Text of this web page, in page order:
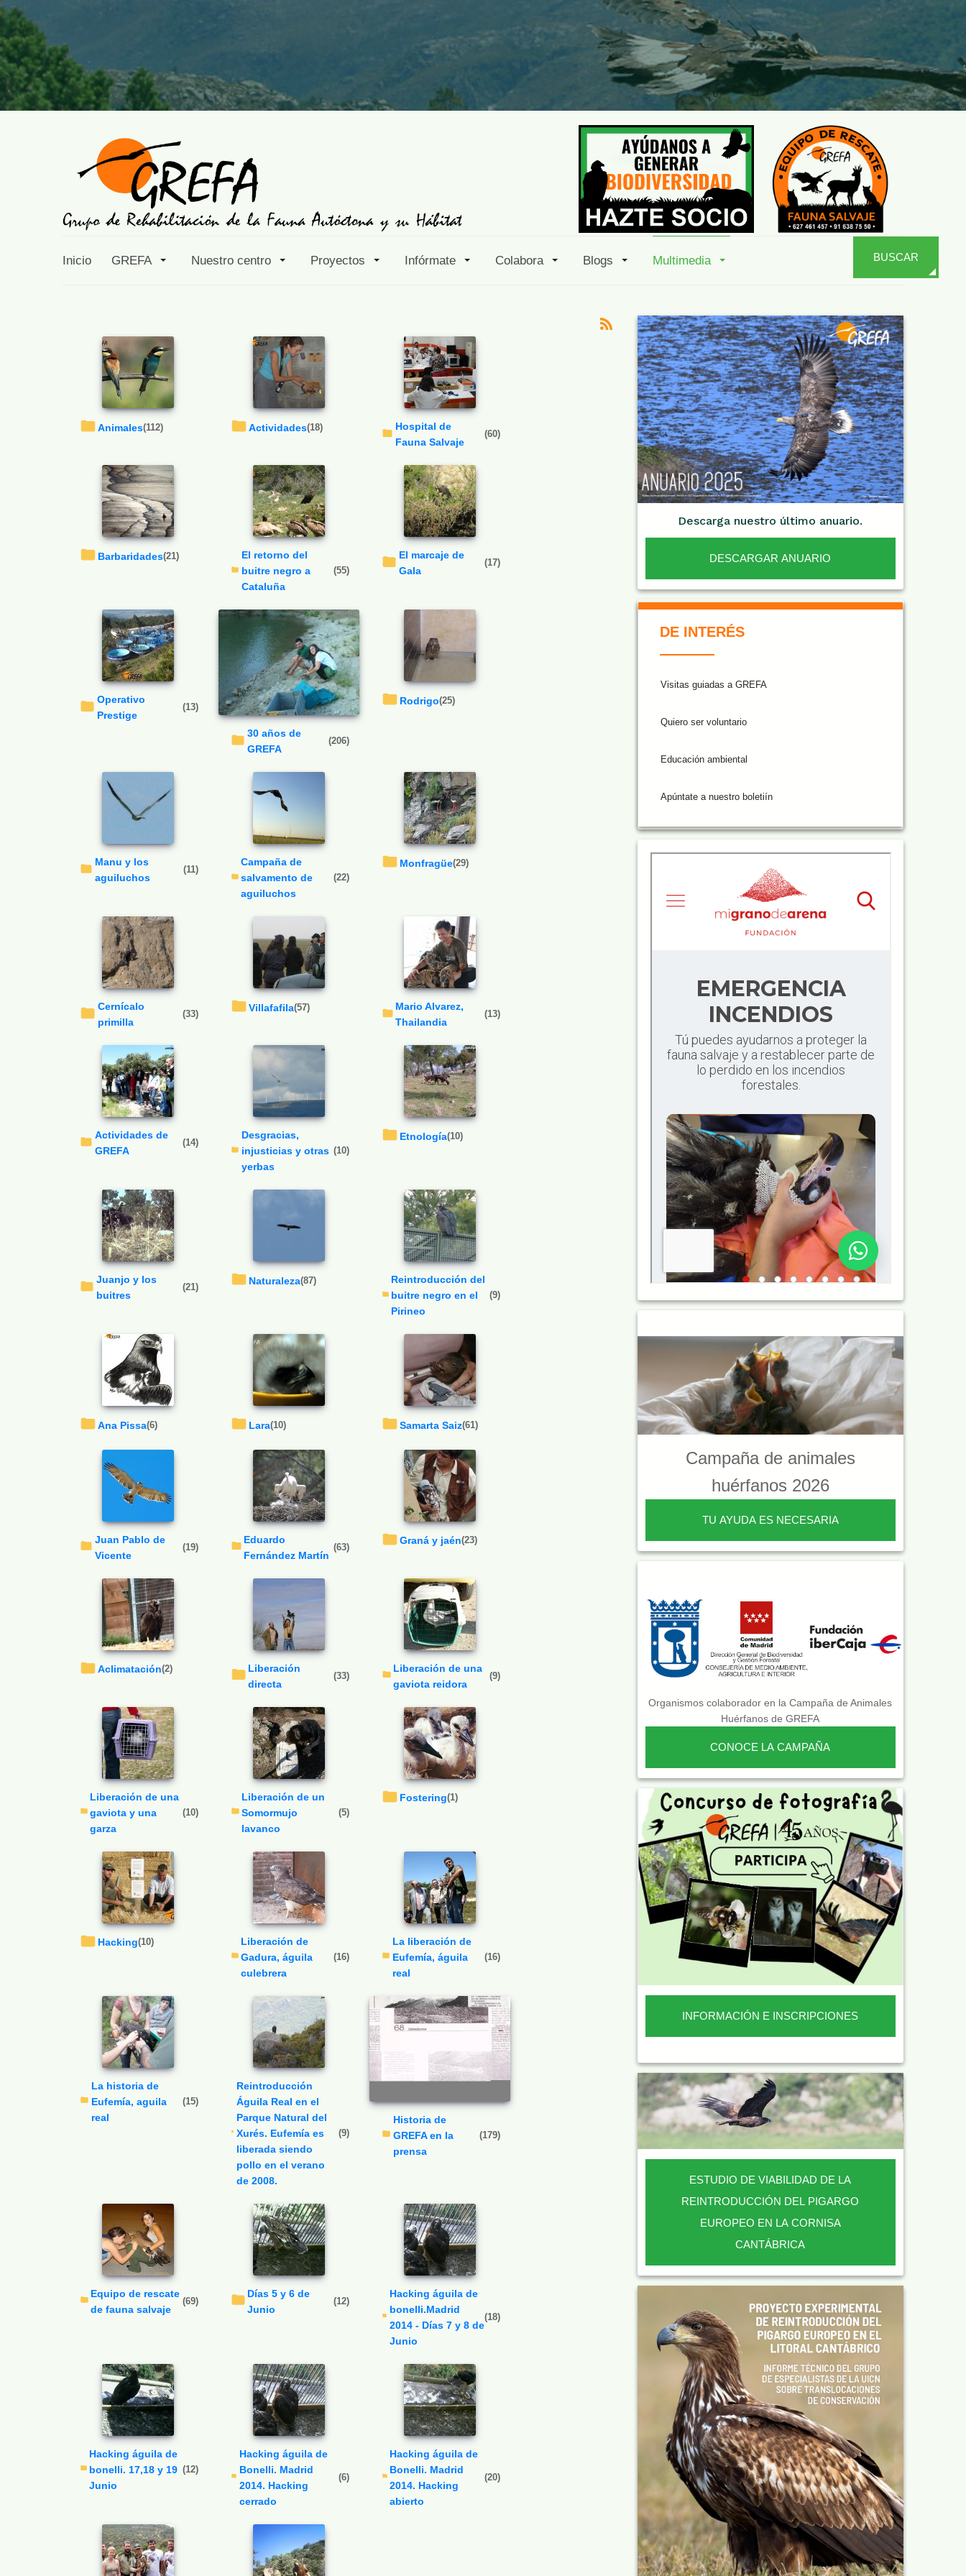
Inicio GREFA Nuestro centro Proyectos Infórmate Colabora Blogs Multimedia BUSCAR
Animales(112) Actividades(18)
Hospital de
Fauna Salvaje
(60)
Barbaridades(21)
El retorno del
buitre negro a
Cataluña
(55)
El marcaje de
Gala
(17)
Operativo
Prestige
(13)
30 años de
GREFA
(206)
Rodrigo(25)
Manu y los
aguiluchos
(11)
Campaña de
salvamento de
aguiluchos
(22)
Monfragüe(29)
Cernícalo
primilla
(33)
Villafafila(57)
Mario Alvarez,
Thailandia
(13)
Actividades de
GREFA
(14)
Desgracias,
injusticias y otras
yerbas
(10)
Etnología(10)
Juanjo y los
buitres
(21)
Naturaleza(87)
Reintroducción del
buitre negro en el
Pirineo
(9)
Ana Pissa(6) Lara(10) Samarta Saiz(61)
Juan Pablo de
Vicente
(19)
Eduardo
Fernández Martín
(63)
Graná y jaén(23)
Aclimatación(2)
Liberación
directa
(33)
Liberación de una
gaviota reidora
(9)
Liberación de una
gaviota y una
garza
(10)
Liberación de un
Somormujo
lavanco
(5)
Fostering(1)
Hacking(10)
Liberación de
Gadura, águila
culebrera
(16)
La liberación de
Eufemía, águila
real
(16)
La historia de
Eufemía, aguila
real
(15)
Reintroducción
Águila Real en el
Parque Natural del
Xurés. Eufemía es
liberada siendo
pollo en el verano
de 2008.
(9)
Historia de
GREFA en la
prensa
(179)
Equipo de rescate
de fauna salvaje
(69)
Días 5 y 6 de
Junio
(12)
Hacking águila de
bonelli.Madrid
2014 - Días 7 y 8 de
Junio
(18)
Hacking águila de
bonelli. 17,18 y 19
Junio
(12)
Hacking águila de
Bonelli. Madrid
2014. Hacking
cerrado
(6)
Hacking águila de
Bonelli. Madrid
2014. Hacking
abierto
(20)
Descarga nuestro último anuario.
DESCARGAR ANUARIO
DE INTERÉS
Visitas guiadas a GREFA
Quiero ser voluntario
Educación ambiental
Apúntate a nuestro boletiín
Campaña de animales
huérfanos 2026
TU AYUDA ES NECESARIA
Organismos colaborador en la Campaña de Animales
Huérfanos de GREFA
CONOCE LA CAMPAÑA
INFORMACIÓN E INSCRIPCIONES
ESTUDIO DE VIABILIDAD DE LA
REINTRODUCCIÓN DEL PIGARGO
EUROPEO EN LA CORNISA
CANTÁBRICA